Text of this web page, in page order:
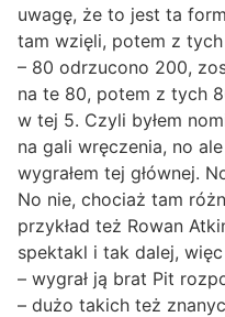
uwagę, że to jest ta
tam wzięli, potem z
– 80 odrzucono 200,
na te 80, potem z tych
w tej 5. Czyli byłem
na gali wręczenia, no
wygrałem tej głównej.
No nie, chociaż tam
przykład też Rowan
spektakl i tak dalej, więc
– wygrał ją brat Pit
– dużo takich też